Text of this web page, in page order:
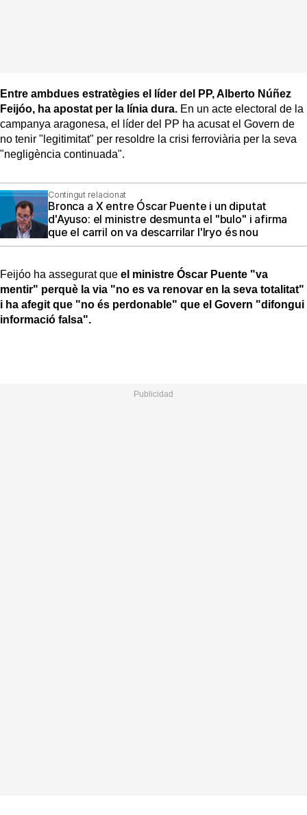
Entre ambdues estratègies el líder del PP, Alberto Núñez
Feijóo, ha apostat per la línia dura. En un acte electoral de la
campanya aragonesa, el líder del PP ha acusat el Govern de
no tenir "legitimitat" per resoldre la crisi ferroviària per la seva
"negligència continuada".
Contingut relacionat
Bronca a X entre Óscar Puente i un diputat
d'Ayuso: el ministre desmunta el "bulo" i afirma
que el carril on va descarrilar l'Iryo és nou
Feijóo ha assegurat que el ministre Óscar Puente "va
mentir" perquè la via "no es va renovar en la seva totalitat"
i ha afegit que "no és perdonable" que el Govern "difongui
informació falsa".